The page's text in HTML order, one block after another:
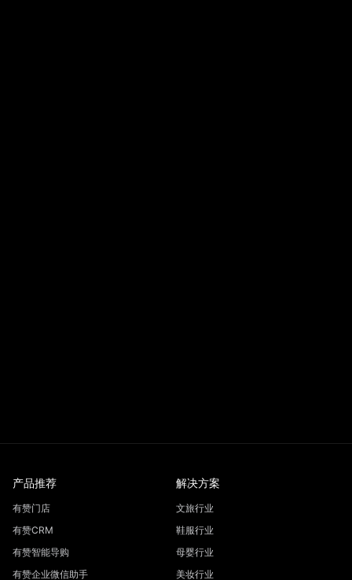
产品推荐
有赞门店
有赞CRM
有赞智能导购
有赞企业微信助手
解决方案
文旅行业
鞋服行业
母婴行业
美妆行业